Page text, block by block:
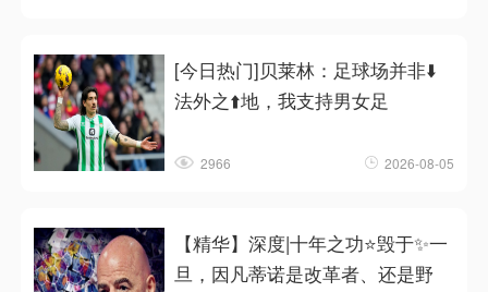
[今日热门]贝莱林：足球场并非⬇️
法外之⬆️地，我支持男女足
2966 2026-08-05
【精华】深度|十年之功⭐毁于✨一
旦，因凡蒂诺是改革者、还是野